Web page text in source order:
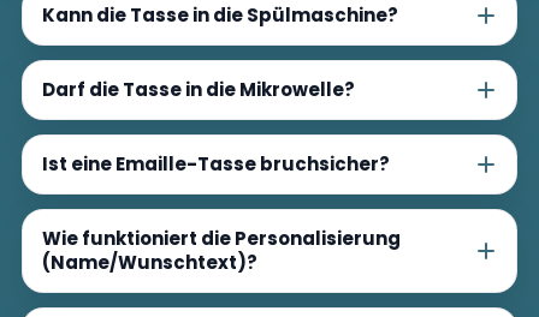
Kann die Tasse in die Spülmaschine?
Darf die Tasse in die Mikrowelle?
Ist eine Emaille-Tasse bruchsicher?
Wie funktioniert die Personalisierung
(Name/Wunschtext)?